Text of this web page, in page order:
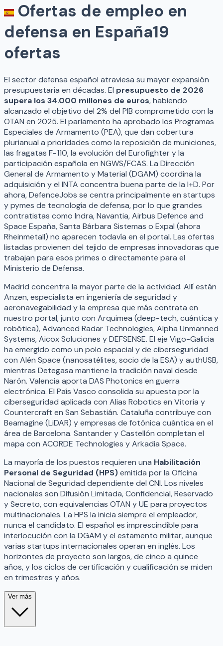
Ofertas de empleo en
defensa en España19
ofertas
El sector defensa español atraviesa su mayor expansión
presupuestaria en décadas. El presupuesto de 2026
supera los 34.000 millones de euros, habiendo
alcanzado el objetivo del 2% del PIB comprometido con la
OTAN en 2025. El parlamento ha aprobado los Programas
Especiales de Armamento (PEA), que dan cobertura
plurianual a prioridades como la reposición de municiones,
las fragatas F-110, la evolución del Eurofighter y la
participación española en NGWS/FCAS. La Dirección
General de Armamento y Material (DGAM) coordina la
adquisición y el INTA concentra buena parte de la I+D. Por
ahora, DefenceJobs se centra principalmente en startups
y pymes de tecnología de defensa, por lo que grandes
contratistas como Indra, Navantia, Airbus Defence and
Space España, Santa Bárbara Sistemas o Expal (ahora
Rheinmetall) no aparecen todavía en el portal. Las ofertas
listadas provienen del tejido de empresas innovadoras que
trabajan para esos primes o directamente para el
Ministerio de Defensa.
Madrid concentra la mayor parte de la actividad. Allí están
Anzen, especialista en ingeniería de seguridad y
aeronavegabilidad y la empresa que más contrata en
nuestro portal, junto con Arquimea (deep-tech, cuántica y
robótica), Advanced Radar Technologies, Alpha Unmanned
Systems, Aicox Soluciones y DEFSENSE. El eje Vigo-Galicia
ha emergido como un polo espacial y de ciberseguridad
con Alén Space (nanosatélites, socio de la ESA) y authUSB,
mientras Detegasa mantiene la tradición naval desde
Narón. Valencia aporta DAS Photonics en guerra
electrónica. El País Vasco consolida su apuesta por la
ciberseguridad aplicada con Alias Robotics en Vitoria y
Countercraft en San Sebastián. Cataluña contribuye con
Beamagine (LiDAR) y empresas de fotónica cuántica en el
área de Barcelona. Santander y Castellón completan el
mapa con ACORDE Technologies y Arkadia Space.
La mayoría de los puestos requieren una Habilitación
Personal de Seguridad (HPS)emitida por la Oficina
Nacional de Seguridad dependiente del CNI. Los niveles
nacionales son Difusión Limitada, Confidencial, Reservado
y Secreto, con equivalencias OTAN y UE para proyectos
multinacionales. La HPS la inicia siempre el empleador,
nunca el candidato. El español es imprescindible para
interlocución con la DGAM y el estamento militar, aunque
varias startups internacionales operan en inglés. Los
horizontes de proyecto son largos, de cinco a quince
años, y los ciclos de certificación y cualificación se miden
en trimestres y años.
Ver más